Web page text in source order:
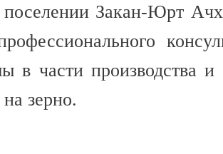
поселении Закан-Юрт
в части производства и
зерно.